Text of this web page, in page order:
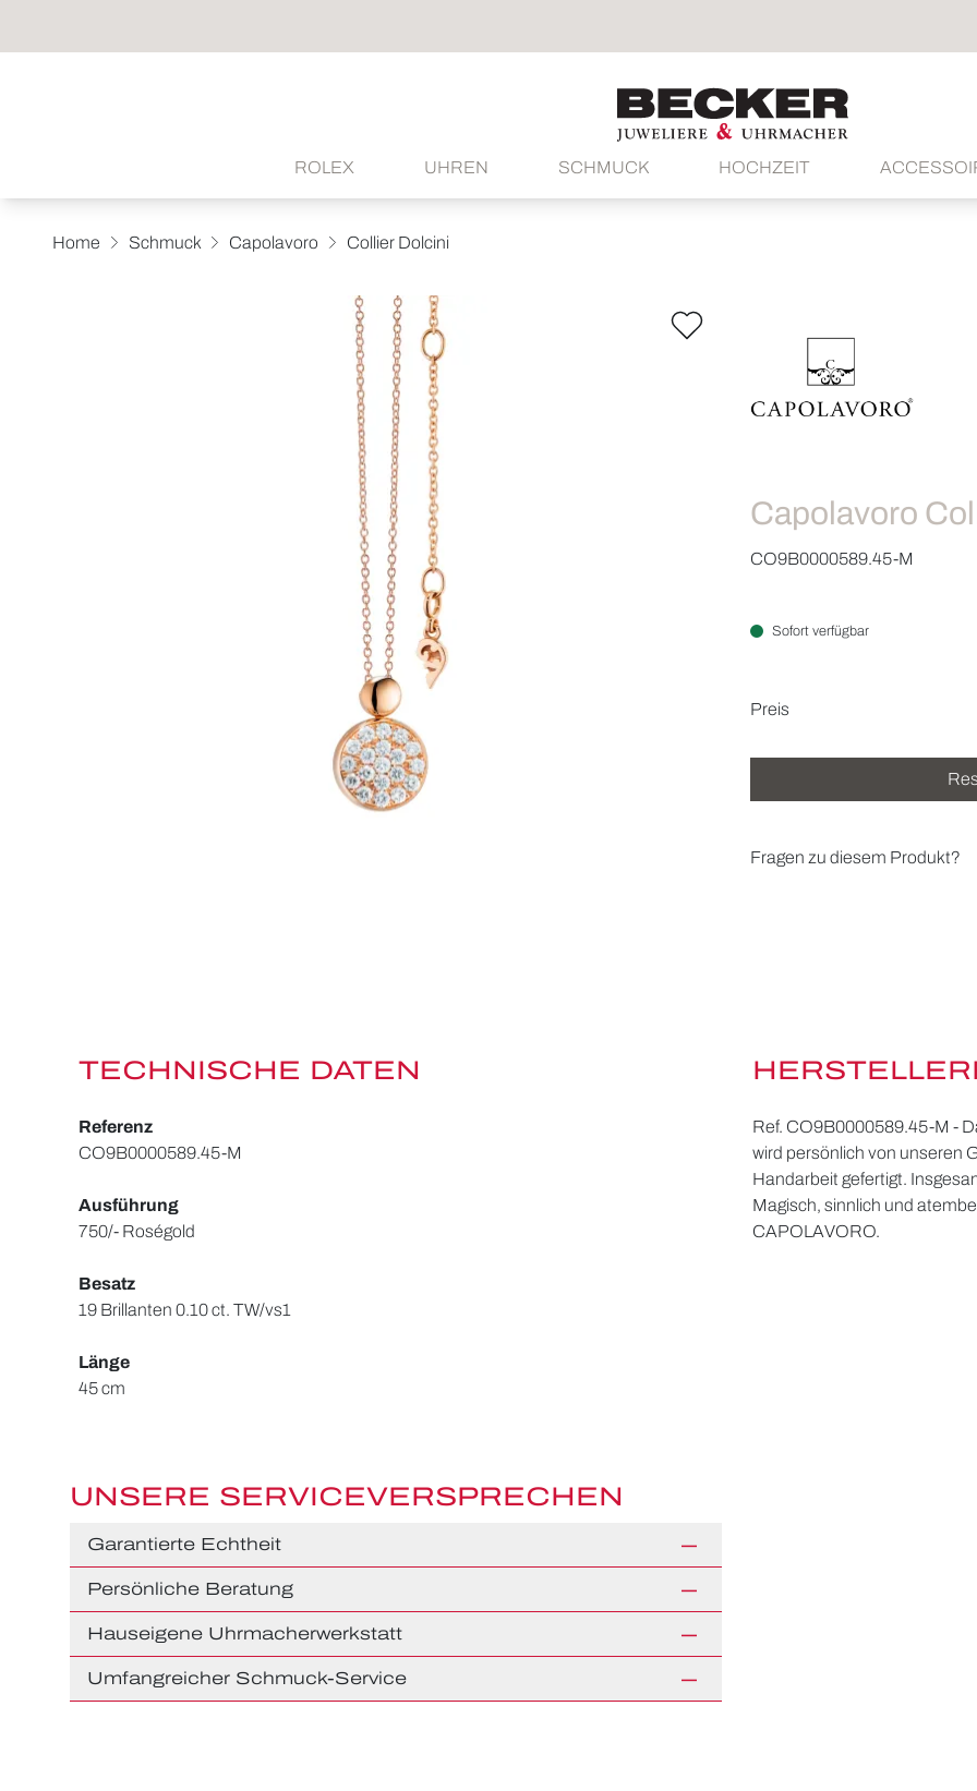
ROLEX UHREN SCHMUCK HOCHZEIT
Home Schmuck Capolavoro Collier Dolcini
Capolavoro
CO9B0000589.45-M
Sofort verfügbar
Preis
Fragen zu diesem Produkt?
TECHNISCHE DATEN
Referenz
CO9B0000589.45-M
Ausführung
750/- Roségold
Besatz
19 Brillanten 0.10 ct. TW/vs1
Länge
45 cm
Ref. CO9B0000589.45-M -
wird persönlich von unseren
Handarbeit gefertigt.
Magisch, sinnlich und
CAPOLAVORO.
UNSERE SERVICEVERSPRECHEN
Garantierte Echtheit
Persönliche Beratung
Hauseigene Uhrmacherwerkstatt
Umfangreicher Schmuck-Service